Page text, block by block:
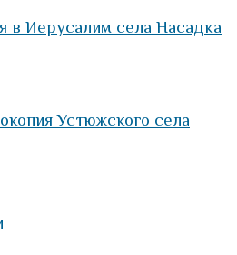
в Иерусалим села Насадка
Устюжского села